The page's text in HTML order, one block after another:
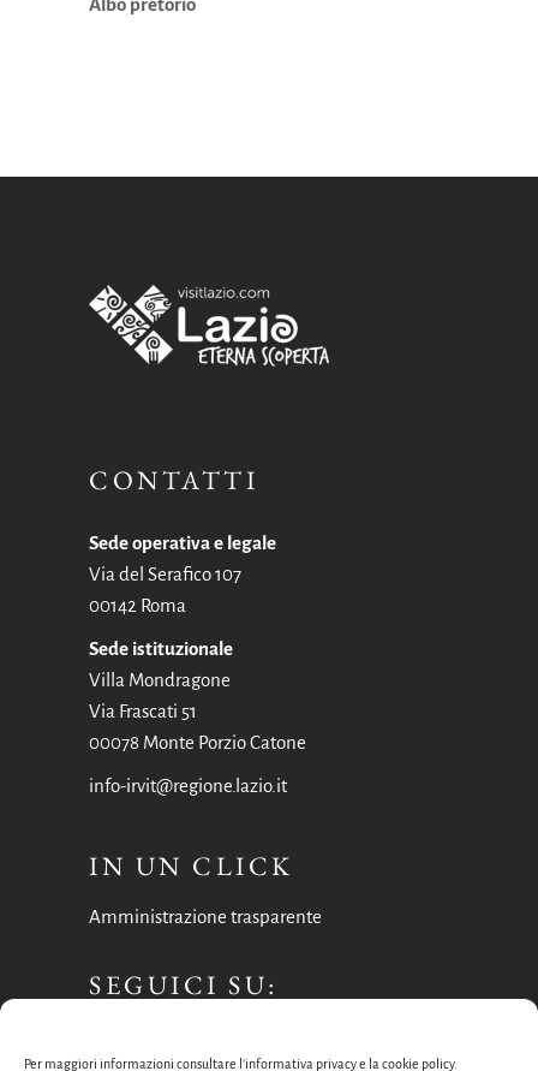
Per maggiori informazioni consultare l’informativa privacy e la cookie policy.
Albo pretorio
CONTATTI
Sede operativa e legale
Via del Serafico 107
00142 Roma
Sede istituzionale
Villa Mondragone
Via Frascati 51
00078 Monte Porzio Catone
info-irvit@regione.lazio.it
IN UN CLICK
Amministrazione trasparente
SEGUICI SU: